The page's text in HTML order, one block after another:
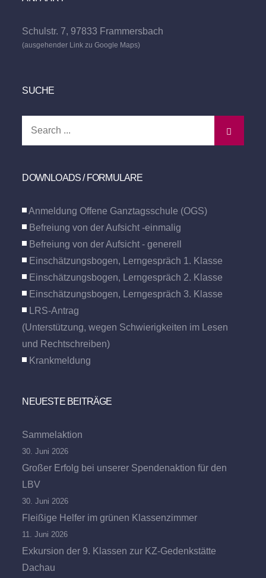
Schulstr. 7, 97833 Frammersbach
(ausgehender Link zu Google Maps)
SUCHE
DOWNLOADS / FORMULARE
Anmeldung Offene Ganztagsschule (OGS)
Befreiung von der Aufsicht -einmalig
Befreiung von der Aufsicht - generell
Einschätzungsbogen, Lerngespräch 1. Klasse
Einschätzungsbogen, Lerngespräch 2. Klasse
Einschätzungsbogen, Lerngespräch 3. Klasse
LRS-Antrag
(Unterstützung, wegen Schwierigkeiten im Lesen
und Rechtschreiben)
Krankmeldung
NEUESTE BEITRÄGE
Sammelaktion
30. Juni 2026
Großer Erfolg bei unserer Spendenaktion für den
LBV
30. Juni 2026
Fleißige Helfer im grünen Klassenzimmer
11. Juni 2026
Exkursion der 9. Klassen zur KZ-Gedenkstätte
Dachau